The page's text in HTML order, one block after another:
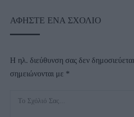
ΑΦΉΣΤΕ ΈΝΑ ΣΧΌΛΙΟ
Η ηλ. διεύθυνση σας δεν
σημειώνονται με *